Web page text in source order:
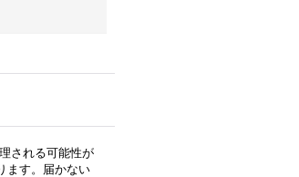
される可能性が
ます。届かない